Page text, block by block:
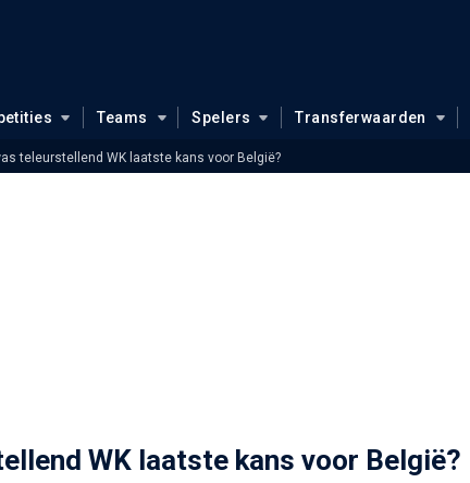
Teams Spelers Transferwaarden
teleurstellend WK laatste kans voor België?
WK laatste kans voor België?